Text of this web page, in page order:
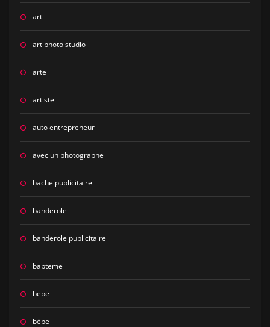
art
art photo studio
arte
artiste
auto entrepreneur
avec un photographe
bache publicitaire
banderole
banderole publicitaire
bapteme
bebe
bébe